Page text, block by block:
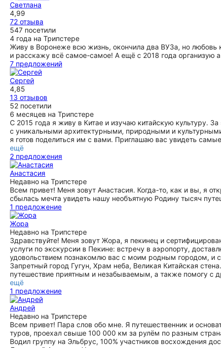
Светлана
4,99
72 отзыва
547 посетили
4 года на Трипстере
Живу в Воронеже всю жизнь, окончила два ВУЗа, но любовь
и расскажу всё самое-самое! А ещё с 2018 года организую
7 предложений
Сергей
4,85
13 отзывов
52 посетили
6 месяцев на Трипстере
С 2015 года я живу в Китае и изучаю китайскую культуру.
с уникальными архитектурными, природными и
я готов поделиться им с вами. Приглашаю вас увидеть
ещё
2 предложения
Анастасия
Недавно на Трипстере
Всем привет! Меня зовут Анастасия. Когда-то, как и вы, я
сбылась мечта увидеть нашу необъятную Родину тысяч
1 предложение
Жора
Недавно на Трипстере
Здравствуйте! Меня зовут Жора, я пекинец и
услуги по экскурсии в Пекине: встречу в аэропорту,
удовольствием познакомлю вас с моим родным городом, и
Запретный город Гугун, Храм неба, Великая Китайская
путешествие приятным и незабываемым, а также помогу с
ещё
1 предложение
Андрей
Недавно на Трипстере
Всем привет! Пара слов обо мне. Я путешественник и
туров, проехал свыше 100 000 км за рулём по разным
Водил группу на Эльбрус, 100% участников восхождения